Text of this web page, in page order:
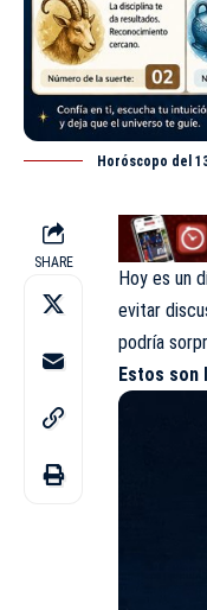
Horóscopo del
SHARE
Hoy es un
evitar
podría
Estos son